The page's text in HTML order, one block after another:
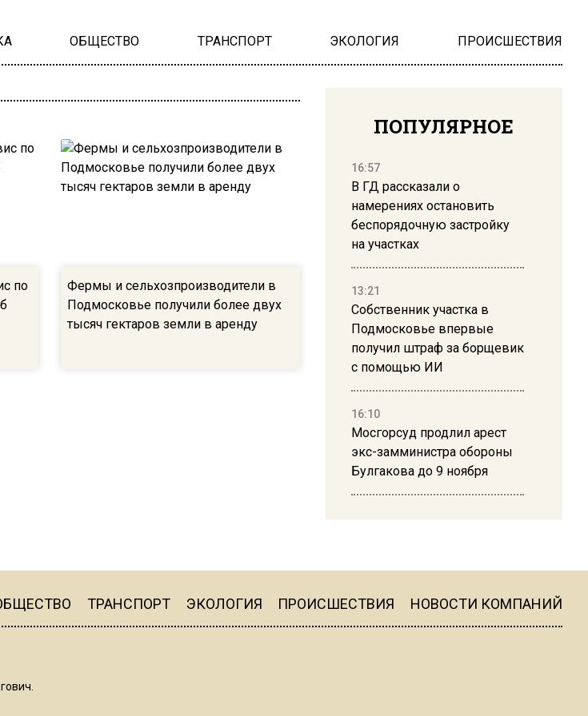
ОБЩЕСТВО ТРАНСПОРТ ЭКОЛОГИЯ ПРОИСШЕСТВИЯ
по
Фермы и сельхозпроизводители в
Подмосковье получили более двух
тысяч гектаров земли в аренду
ПОПУЛЯРНОЕ
16:57
В ГД рассказали о
намерениях остановить
беспорядочную застройку
на участках
13:21
Собственник участка в
Подмосковье впервые
получил штраф за борщевик
с помощью ИИ
16:10
Мосгорсуд продлил арест
экс-замминистра обороны
Булгакова до 9 ноября
16:19
ТРАНСПОРТ ЭКОЛОГИЯ ПРОИСШЕСТВИЯ НОВОСТИ КОМПАНИЙ